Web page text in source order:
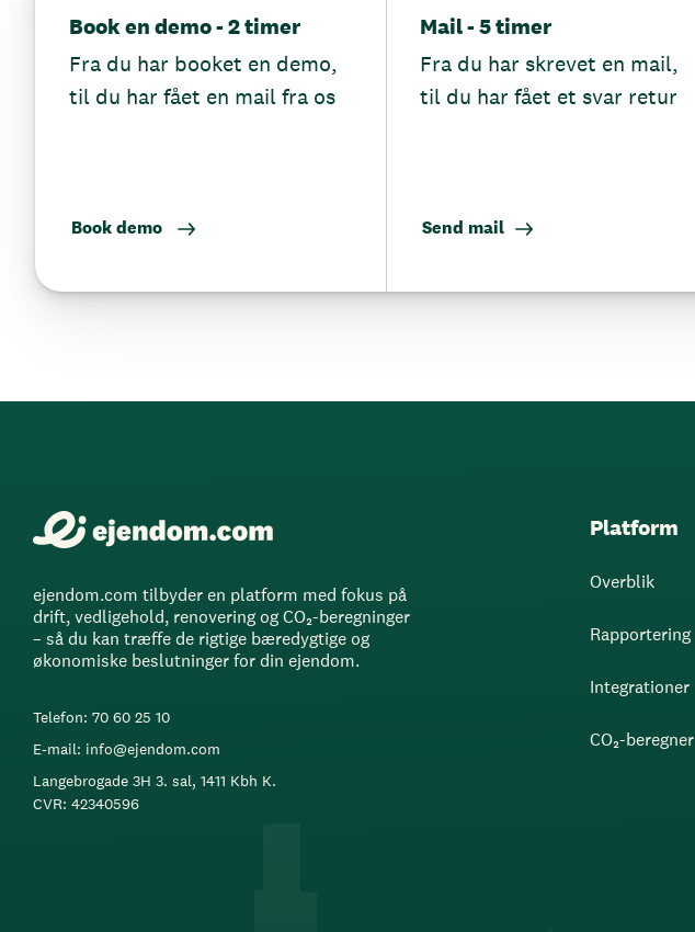
Book en demo - 2 timer
Fra du har booket en demo,
til du har fået en mail fra os
Book demo
Mail - 5 timer
Fra du har skrevet en mail,
til du har fået et svar retur
Send mail
ejendom.com tilbyder en platform med fokus på
drift, vedligehold, renovering og CO₂-beregninger
– så du kan træffe de rigtige bæredygtige og
økonomiske beslutninger for din ejendom.
Telefon: 70 60 25 10
E-mail: info@ejendom.com
Langebrogade 3H 3. sal, 1411 Kbh K.
CVR: 42340596
Platform
Overblik
Rapportering
Integrationer
CO₂-beregner